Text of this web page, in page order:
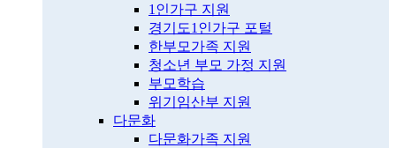
1인가구 지원
경기도1인가구 포털
한부모가족 지원
청소년 부모 가정 지원
부모학습
위기임산부 지원
다문화
다문화가족 지원